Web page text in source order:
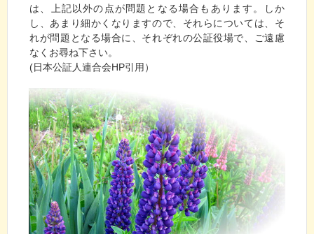
は、上記以外の点が問題となる場合もあります。しか
し、あまり細かくなりますので、それらについては、そ
れが問題となる場合に、それぞれの公証役場で、ご遠慮
なくお尋ね下さい。
(日本公証人連合会HP引用）